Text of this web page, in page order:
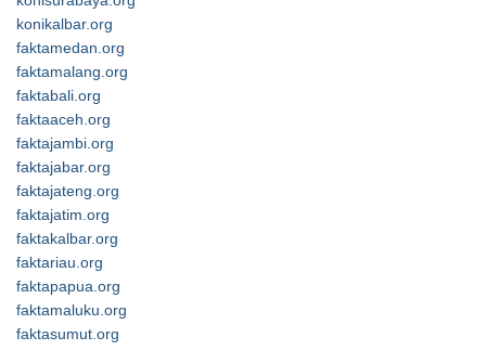
konikalbar.org
faktamedan.org
faktamalang.org
faktabali.org
faktaaceh.org
faktajambi.org
faktajabar.org
faktajateng.org
faktajatim.org
faktakalbar.org
faktariau.org
faktapapua.org
faktamaluku.org
faktasumut.org